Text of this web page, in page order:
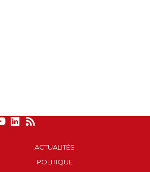
ACTUALITÉS
POLITIQUE